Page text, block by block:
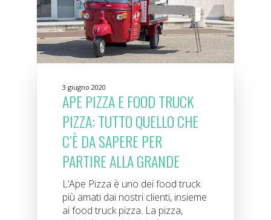
3 giugno 2020
APE PIZZA E FOOD TRUCK
PIZZA: TUTTO QUELLO CHE
C’È DA SAPERE PER
PARTIRE ALLA GRANDE
L’Ape Pizza è uno dei food truck
più amati dai nostri clienti, insieme
ai food truck pizza. La pizza,